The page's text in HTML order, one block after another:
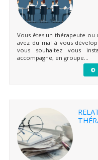
Vous êtes un thérapeute
avez du mal à vous
vous souhaitez vous
accompagne, en groupe...